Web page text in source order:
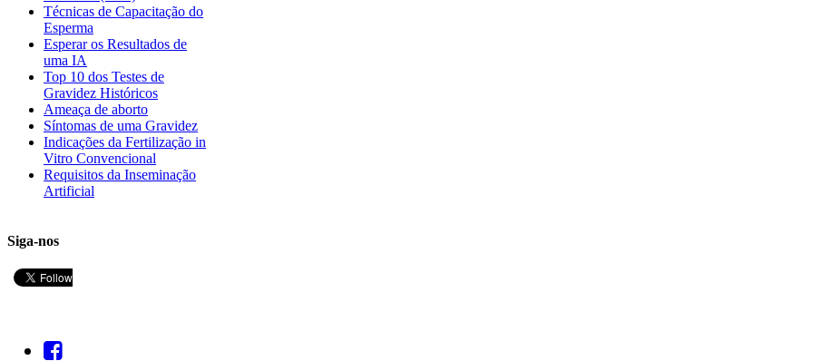
Técnicas de Capacitação do
Esperma
Esperar os Resultados de
uma IA
Top 10 dos Testes de
Gravidez Históricos
Ameaça de aborto
Síntomas de uma Gravidez
Indicações da Fertilização in
Vitro Convencional
Requisitos da Inseminação
Artificial
Siga-nos